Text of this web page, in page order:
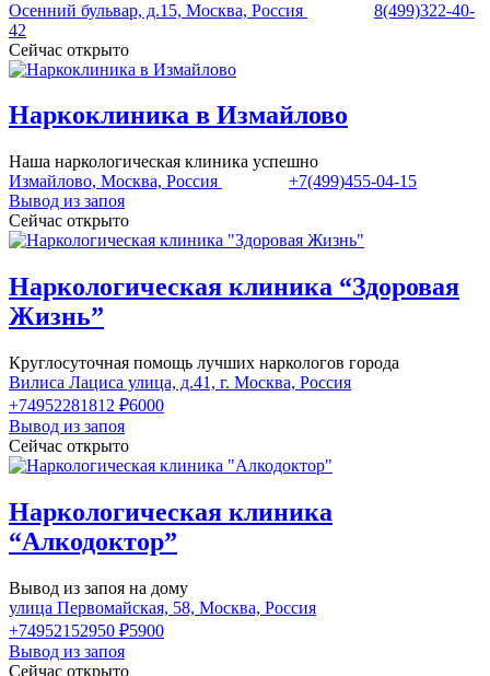
Осенний бульвар, д.15, Москва, Россия
8(499)322-40-
42
Сейчас открыто
Наркоклиника в Измайлово
Наша наркологическая клиника успешно
Измайлово, Москва, Россия
+7(499)455-04-15
Вывод из запоя
Сейчас открыто
Наркологическая клиника “Здоровая
Жизнь”
Круглосуточная помощь лучших наркологов города
Вилиса Лациса улица, д.41, г. Москва, Россия
+74952281812 ₽6000
Вывод из запоя
Сейчас открыто
Наркологическая клиника
“Алкодоктор”
Вывод из запоя на дому
улица Первомайская, 58, Москва, Россия
+74952152950 ₽5900
Вывод из запоя
Сейчас открыто